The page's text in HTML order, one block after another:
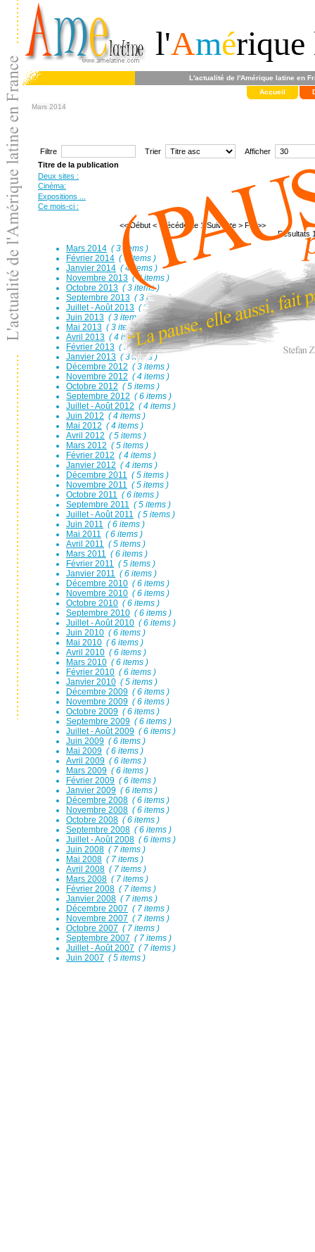
l'Amérique
L'actualité de l'Amérique latine en
Accueil
Mars 2014
Filtre Trier
Afficher
Titre de la publication
Deux sites :
Cinéma:
Expositions ...
Ce mois-ci :
<< Début < Précédente 1 Suivante > Fin >>
Résultats
Mars 2014 ( 3 items )
Février 2014 ( 3 items )
Janvier 2014 ( 4 items )
Novembre 2013 ( 3 items )
Octobre 2013 ( 3 items )
Septembre 2013 ( 3 items )
Juillet - Août 2013 ( 3 items )
Juin 2013 ( 3 items )
Mai 2013 ( 3 items )
Avril 2013 ( 4 items )
Février 2013 ( 3 items )
Janvier 2013 ( 3 items )
Décembre 2012 ( 3 items )
Novembre 2012 ( 4 items )
Octobre 2012 ( 5 items )
Septembre 2012 ( 6 items )
Juillet - Août 2012 ( 4 items )
Juin 2012 ( 4 items )
Mai 2012 ( 4 items )
Avril 2012 ( 5 items )
Mars 2012 ( 5 items )
Février 2012 ( 4 items )
Janvier 2012 ( 4 items )
Décembre 2011 ( 5 items )
Novembre 2011 ( 5 items )
Octobre 2011 ( 6 items )
Septembre 2011 ( 5 items )
Juillet - Août 2011 ( 5 items )
Juin 2011 ( 6 items )
Mai 2011 ( 6 items )
Avril 2011 ( 5 items )
Mars 2011 ( 6 items )
Février 2011 ( 5 items )
Janvier 2011 ( 6 items )
Décembre 2010 ( 6 items )
Novembre 2010 ( 6 items )
Octobre 2010 ( 6 items )
Septembre 2010 ( 6 items )
Juillet - Août 2010 ( 6 items )
Juin 2010 ( 6 items )
Mai 2010 ( 6 items )
Avril 2010 ( 6 items )
Mars 2010 ( 6 items )
Février 2010 ( 6 items )
Janvier 2010 ( 5 items )
Décembre 2009 ( 6 items )
Novembre 2009 ( 6 items )
Octobre 2009 ( 6 items )
Septembre 2009 ( 6 items )
Juillet - Août 2009 ( 6 items )
Juin 2009 ( 6 items )
Mai 2009 ( 6 items )
Avril 2009 ( 6 items )
Mars 2009 ( 6 items )
Février 2009 ( 6 items )
Janvier 2009 ( 6 items )
Décembre 2008 ( 6 items )
Novembre 2008 ( 6 items )
Octobre 2008 ( 6 items )
Septembre 2008 ( 6 items )
Juillet - Août 2008 ( 6 items )
Juin 2008 ( 7 items )
Mai 2008 ( 7 items )
Avril 2008 ( 7 items )
Mars 2008 ( 7 items )
Février 2008 ( 7 items )
Janvier 2008 ( 7 items )
Décembre 2007 ( 7 items )
Novembre 2007 ( 7 items )
Octobre 2007 ( 7 items )
Septembre 2007 ( 7 items )
Juillet - Août 2007 ( 7 items )
Juin 2007 ( 5 items )